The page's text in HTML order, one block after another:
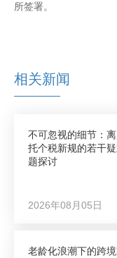
所签署。
相关新闻
不可忽视的细节：
托个税新规的若干
题探讨
2026年08月05日
老龄化浪潮下的跨